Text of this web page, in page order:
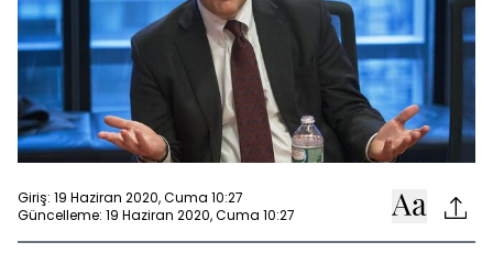
Giriş: 19 Haziran 2020, Cuma 10:27
Güncelleme: 19 Haziran 2020, Cuma 10:27